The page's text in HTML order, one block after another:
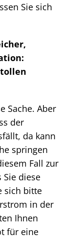
Sie sich
Sache. Aber
der
da kann
springen
Fall zur
Sie diese
sich bitte
in der
Ihnen
für eine